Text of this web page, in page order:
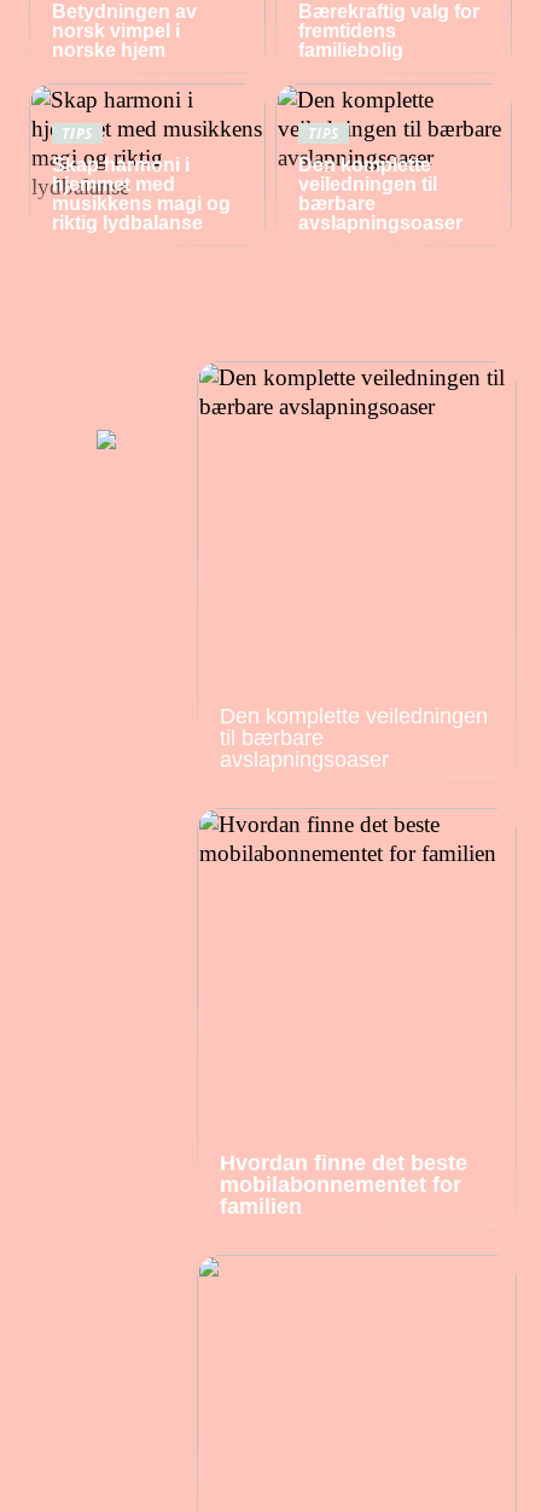
Betydningen av
norsk vimpel i
norske hjem
Bærekraftig valg for
fremtidens
familiebolig
TIPS
Skap harmoni i
hjemmet med
musikkens magi og
riktig lydbalanse
TIPS
Den komplette
veiledningen til
bærbare
avslapningsoaser
Den komplette veiledningen
til bærbare
avslapningsoaser
Hvordan finne det beste
mobilabonnementet for
familien